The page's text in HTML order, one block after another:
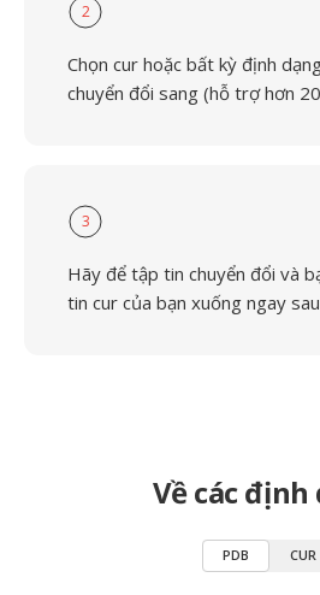
2
Chọn cur hoặc bất kỳ định
chuyển đổi sang (hỗ trợ hơn
3
Hãy để tập tin chuyển đổi và
tin cur của bạn xuống ngay
Về các định
PDB CUR